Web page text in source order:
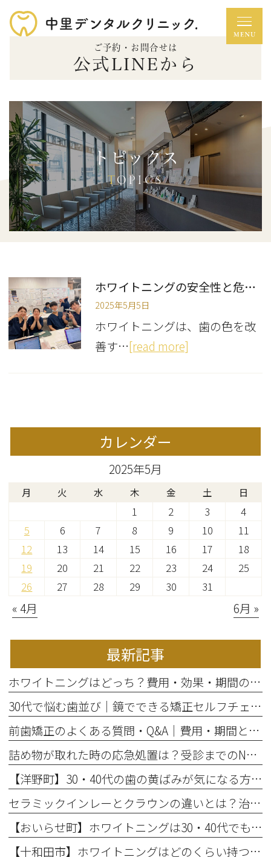
ご予約・お問合せは
公式LINEから
トピックス
TOPICS
ホワイトニングの安全性と危険性について
2025年5月5日
ホワイトニングは、歯の色を改
善す…[read more]
カレンダー
2025年5月
月 火 水 木 金 土 日
1 2 3
4
5
6 7 8 9 10
11
12
13 14 15 16 17
18
19
20 21 22 23 24
25
26
27 28 29 30 31
« 4月 6月 »
最新記事
ホワイトニングはどっち？費用・効果・期間の違いから選び方を解説
30代で悩む歯並び｜鏡でできる矯正セルフチェックと将来のリスク
前歯矯正のよくある質問・Q&A｜費用・期間と部分矯正の適応を解説
詰め物が取れた時の応急処置は？受診までのNG行動と放置リスク
【洋野町】30・40代の歯の黄ばみが気になる方へ｜ホワイトニングで変わる歯と印象
セラミックインレーとクラウンの違いとは？治療範囲別に適した選択肢を解説
【おいらせ町】ホワイトニングは30・40代でも効果ある？年代別の特徴と始める前に知っておきたいこと
【十和田市】ホワイトニングはどのくらい持つ？持続期間と長持ちさせるコツ